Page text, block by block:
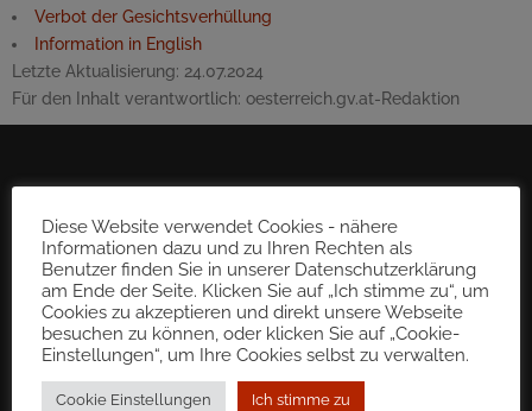
Verbot der Gesichtsverhüllung
Information in English
Letzte Aktualisierung: 24.07.2024
Für den Inhalt verantwortlich: oesterreich.gv.at-Redaktion
Diese Website verwendet Cookies - nähere
Informationen dazu und zu Ihren Rechten als
Benutzer finden Sie in unserer Datenschutzerklärung
am Ende der Seite. Klicken Sie auf „Ich stimme zu“, um
Cookies zu akzeptieren und direkt unsere Webseite
besuchen zu können, oder klicken Sie auf „Cookie-
Einstellungen“, um Ihre Cookies selbst zu verwalten.
Cookie Einstellungen Ich stimme zu